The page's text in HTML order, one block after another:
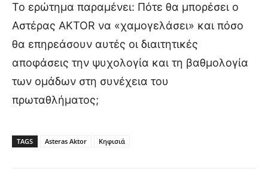
Το ερώτημα παραμένει: Πότε θα μπορέσει ο
Αστέρας AKTOR να «χαμογελάσει» και πόσο
θα επηρεάσουν αυτές οι διαιτητικές
αποφάσεις την ψυχολογία και τη βαθμολογία
των ομάδων στη συνέχεια του
πρωταθλήματος;
TAGS Asteras Aktor Κηφισιά